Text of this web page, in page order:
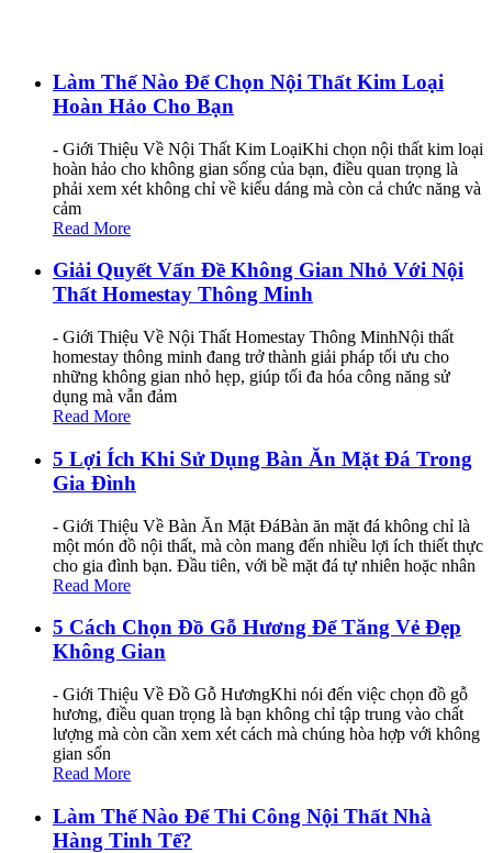
Làm Thế Nào Để Chọn Nội Thất Kim Loại
Hoàn Hảo Cho Bạn
- Giới Thiệu Về Nội Thất Kim LoạiKhi chọn nội thất kim loại
hoàn hảo cho không gian sống của bạn, điều quan trọng là
phải xem xét không chỉ về kiểu dáng mà còn cả chức năng và
cảm
Read More
Giải Quyết Vấn Đề Không Gian Nhỏ Với Nội
Thất Homestay Thông Minh
- Giới Thiệu Về Nội Thất Homestay Thông MinhNội thất
homestay thông minh đang trở thành giải pháp tối ưu cho
những không gian nhỏ hẹp, giúp tối đa hóa công năng sử
dụng mà vẫn đảm
Read More
5 Lợi Ích Khi Sử Dụng Bàn Ăn Mặt Đá Trong
Gia Đình
- Giới Thiệu Về Bàn Ăn Mặt ĐáBàn ăn mặt đá không chỉ là
một món đồ nội thất, mà còn mang đến nhiều lợi ích thiết thực
cho gia đình bạn. Đầu tiên, với bề mặt đá tự nhiên hoặc nhân
Read More
5 Cách Chọn Đồ Gỗ Hương Để Tăng Vẻ Đẹp
Không Gian
- Giới Thiệu Về Đồ Gỗ HươngKhi nói đến việc chọn đồ gỗ
hương, điều quan trọng là bạn không chỉ tập trung vào chất
lượng mà còn cần xem xét cách mà chúng hòa hợp với không
gian sốn
Read More
Làm Thế Nào Để Thi Công Nội Thất Nhà
Hàng Tinh Tế?